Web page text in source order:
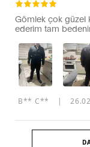
Gömlek çok güzel
ederim tam
B** C** |